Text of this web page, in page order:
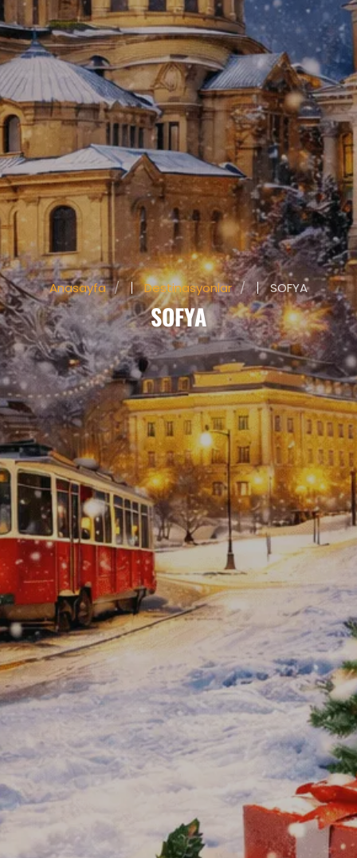
Anasayfa Destinasyonlar SOFYA
SOFYA